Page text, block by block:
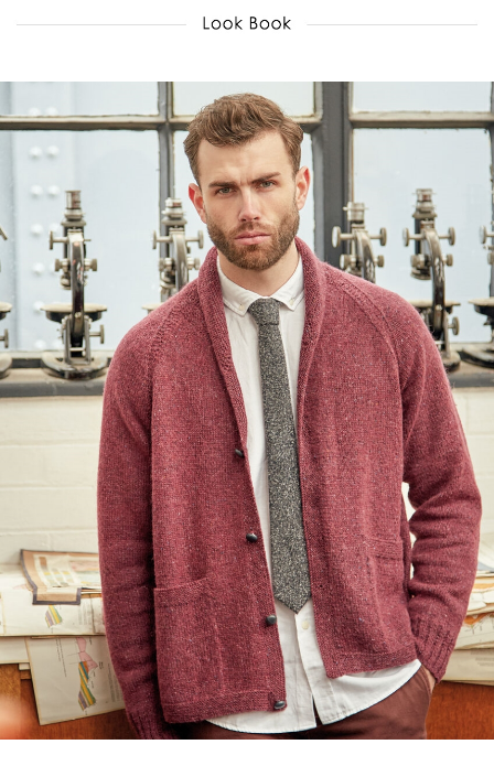
"Kaffe Fassett카프 파셋의 Winter Vintage에 수록된
Sampler Scarf입니다.
Kaffe Fassett카프 파셋의 컬러 작업은
핸드 니팅 디자인을 넘어서 아티스트로서
정평이 나있는 디자이너죠.
카프 파셋과 펠티드 트위드의 만남은
디자이너, 그리고 ROWAN 브랜드 각각에게
큰 의미를 지니게 되는 운명같은 일이었다고 밝히고 있습니다.